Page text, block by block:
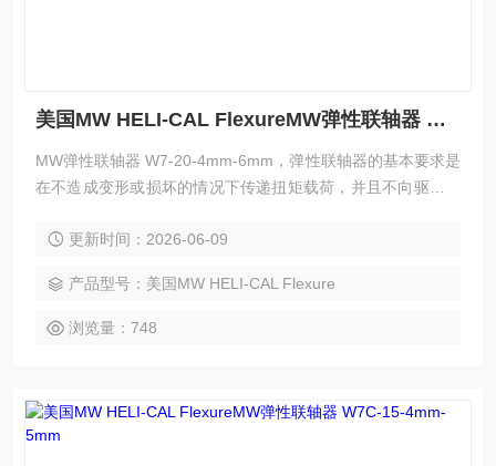
美国MW HELI-CAL FlexureMW弹性联轴器 W7-20-4mm-6mm
MW弹性联轴器 W7-20-4mm-6mm，弹性联轴器的基本要求是
在不造成变形或损坏的情况下传递扭矩载荷，并且不向驱动或
位和设计标准、材料规格和服务系数确定 HELI-CAL Flexure
更新时间：2026-06-09
产品型号：美国MW HELI-CAL Flexure
浏览量：748